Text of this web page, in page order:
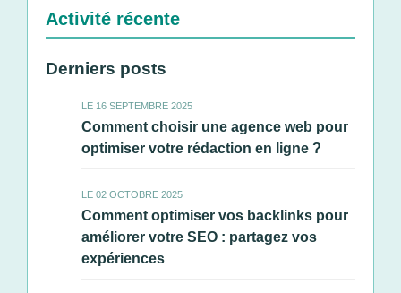
Activité récente
Derniers posts
LE 16 SEPTEMBRE 2025
Comment choisir une agence web pour
optimiser votre rédaction en ligne ?
LE 02 OCTOBRE 2025
Comment optimiser vos backlinks pour
améliorer votre SEO : partagez vos
expériences